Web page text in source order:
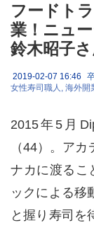
フードト
業！ニュ
鈴木昭子
2019-02-07 16:46
女性寿司職人 海外開
2015年5月
（44）。ア
ナカに渡るこ
ックによる移
と握り寿司を